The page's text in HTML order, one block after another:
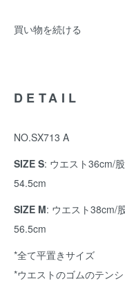
買い物を続ける
DETAIL
NO.SX713 A
SIZE S: ウエスト36cm/
54.5cm
SIZE M: ウエスト38cm/
56.5cm
*全て平置きサイズ
*ウエストのゴムのテン